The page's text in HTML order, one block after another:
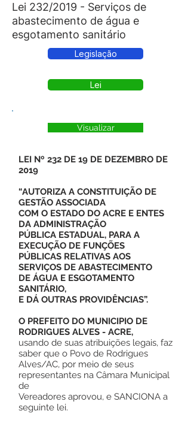
Lei 232/2019 - Serviços de
abastecimento de água e
esgotamento sanitário
Legislação
Lei
Visualizar
LEI Nº 232 DE 19 DE DEZEMBRO DE
2019
“AUTORIZA A CONSTITUIÇÃO DE
GESTÃO ASSOCIADA
COM O ESTADO DO ACRE E ENTES
DA ADMINISTRAÇÃO
PÚBLICA ESTADUAL, PARA A
EXECUÇÃO DE FUNÇÕES
PÚBLICAS RELATIVAS AOS
SERVIÇOS DE ABASTECIMENTO
DE ÁGUA E ESGOTAMENTO
SANITÁRIO,
E DÁ OUTRAS PROVIDÊNCIAS”.
O PREFEITO DO MUNICIPIO DE
RODRIGUES ALVES - ACRE,
usando de suas atribuições legais, faz
saber que o Povo de Rodrigues
Alves/AC, por meio de seus
representantes na Câmara Municipal
de
Vereadores aprovou, e SANCIONA a
seguinte lei.